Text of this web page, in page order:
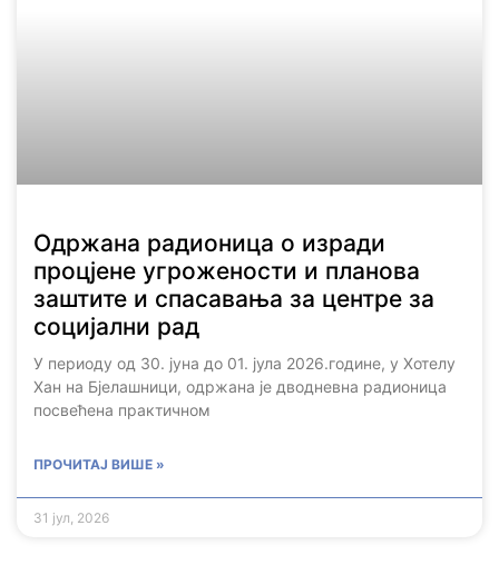
Одржана радионица о изради
процјене угрожености и планова
заштите и спасавања за центре за
социјални рад
У периоду од 30. јуна до 01. јула 2026.године, у Хотелу
Хан на Бјелашници, одржана је дводневна радионица
посвећена практичном
ПРОЧИТАЈ ВИШЕ »
31 јул, 2026